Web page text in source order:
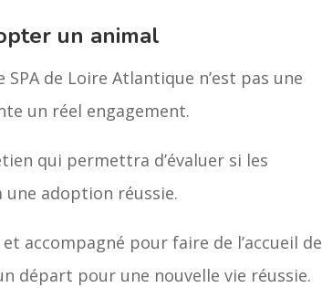
un animal
de Loire Atlantique n’est pas une
un réel engagement.
qui permettra d’évaluer si les
adoption réussie.
accompagné pour faire de l’accueil de
départ pour une nouvelle vie réussie.